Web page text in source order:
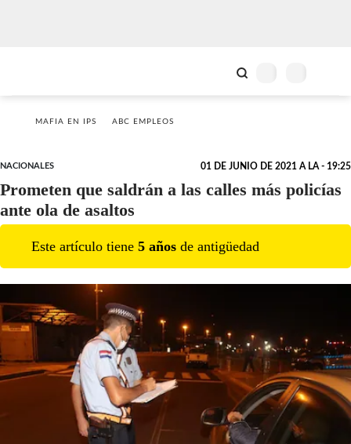
MAFIA EN IPS ABC EMPLEOS
NACIONALES 01 DE JUNIO DE 2021 A LA - 19:25
Prometen que saldrán a las calles más policías
ante ola de asaltos
Este artículo tiene 5 años de antigüedad